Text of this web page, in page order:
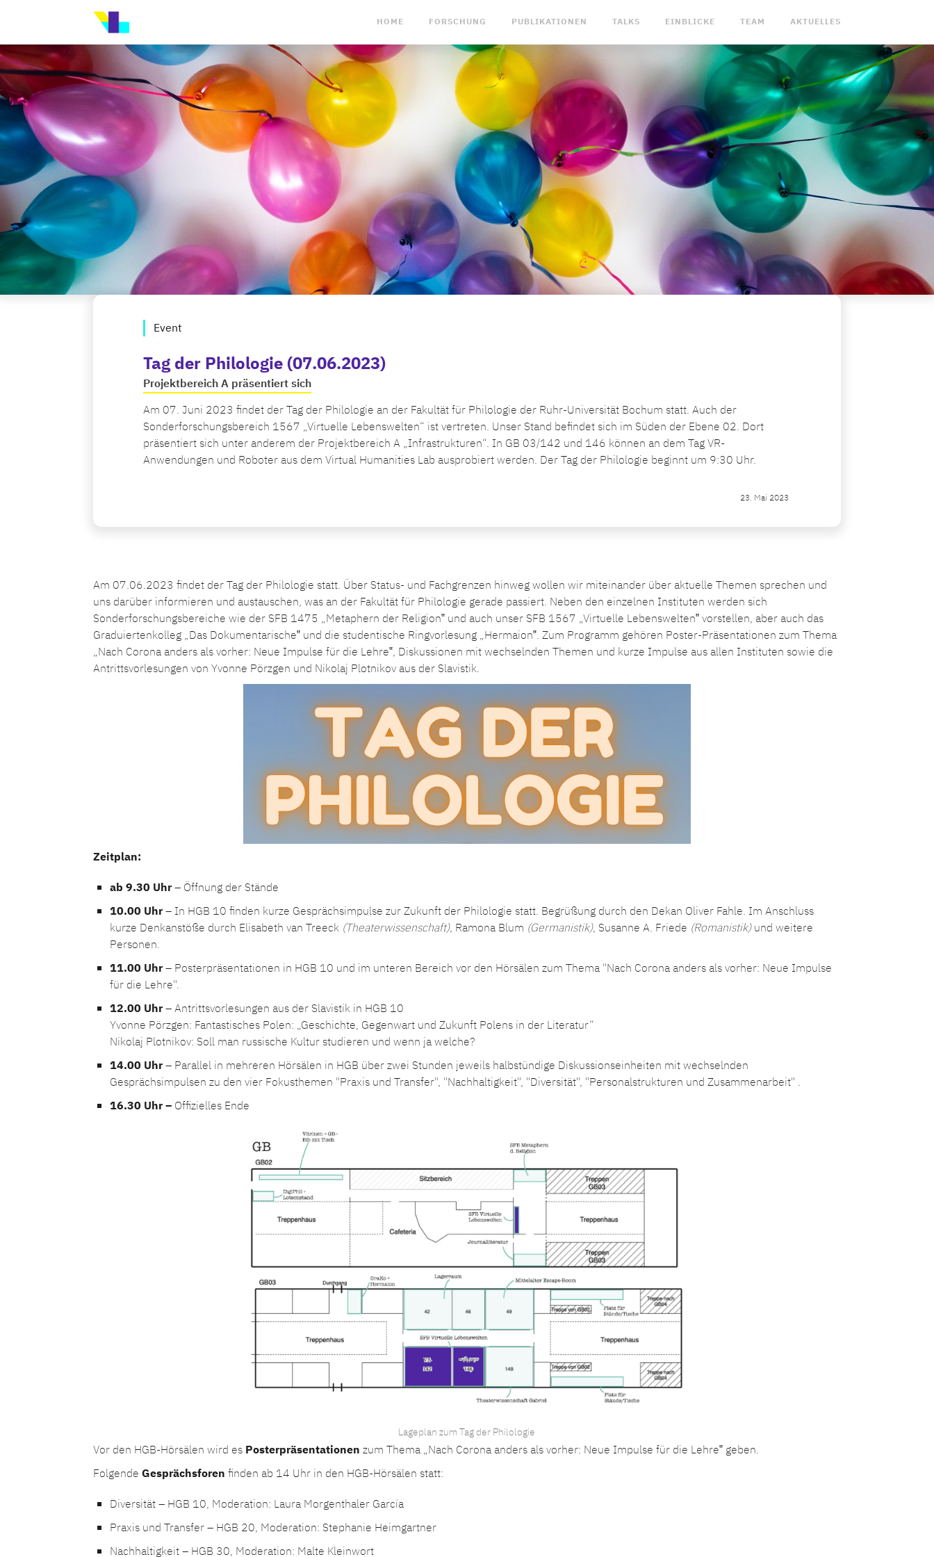
HOME FORSCHUNG PUBLIKATIONEN TALKS EINBLICKE TEAM AKTUELLES
Event
Tag der Philologie (07.06.2023)
Projektbereich A präsentiert sich
Am 07. Juni 2023 findet der Tag der Philologie an der Fakultät für Philologie der Ruhr-Universität Bochum statt. Auch der
Sonderforschungsbereich 1567 „Virtuelle Lebenswelten“ ist vertreten. Unser Stand befindet sich im Süden der Ebene 02. Dort
präsentiert sich unter anderem der Projektbereich A „Infrastrukturen“. In GB 03/142 und 146 können an dem Tag VR-
Anwendungen und Roboter aus dem Virtual Humanities Lab ausprobiert werden. Der Tag der Philologie beginnt um 9:30 Uhr.
23. Mai 2023
Am 07.06.2023 findet der Tag der Philologie statt. Über Status- und Fachgrenzen hinweg wollen wir miteinander über aktuelle Themen sprechen und
uns darüber informieren und austauschen, was an der Fakultät für Philologie gerade passiert. Neben den einzelnen Instituten werden sich
Sonderforschungsbereiche wie der SFB 1475 „Metaphern der Religion‟ und auch unser SFB 1567 „Virtuelle Lebenswelten‟ vorstellen, aber auch das
Graduiertenkolleg „Das Dokumentarische‟ und die studentische Ringvorlesung „Hermaion‟. Zum Programm gehören Poster-Präsentationen zum Thema
„Nach Corona anders als vorher: Neue Impulse für die Lehre‟, Diskussionen mit wechselnden Themen und kurze Impulse aus allen Instituten sowie die
Antrittsvorlesungen von Yvonne Pörzgen und Nikolaj Plotnikov aus der Slavistik.
Zeitplan:
ab 9.30 Uhr– Öffnung der Stände
10.00 Uhr– In HGB 10 finden kurze Gesprächsimpulse zur Zukunft der Philologie statt. Begrüßung durch den Dekan Oliver Fahle. Im Anschluss
kurze Denkanstöße durch Elisabeth van Treeck (Theaterwissenschaft), Ramona Blum (Germanistik), Susanne A. Friede (Romanistik)und weitere
Personen.
11.00 Uhr– Posterpräsentationen in HGB 10 und im unteren Bereich vor den Hörsälen zum Thema "Nach Corona anders als vorher: Neue Impulse
für die Lehre".
12.00 Uhr– Antrittsvorlesungen aus der Slavistik in HGB 10
Yvonne Pörzgen: Fantastisches Polen: „Geschichte, Gegenwart und Zukunft Polens in der Literatur“
Nikolaj Plotnikov: Soll man russische Kultur studieren und wenn ja welche?
14.00 Uhr– Parallel in mehreren Hörsälen in HGB über zwei Stunden jeweils halbstündige Diskussionseinheiten mit wechselnden
Gesprächsimpulsen zu den vier Fokusthemen "Praxis und Transfer", "Nachhaltigkeit", "Diversität", "Personalstrukturen und Zusammenarbeit" .
16.30 Uhr – Offizielles Ende
Lageplan zum Tag der Philologie
Vor den HGB-Hörsälen wird es Posterpräsentationen zum Thema „Nach Corona anders als vorher: Neue Impulse für die Lehre‟ geben.
FolgendeGesprächsforen finden ab 14 Uhr in den HGB-Hörsälen statt:
Diversität – HGB 10, Moderation: Laura Morgenthaler García
Praxis und Transfer – HGB 20, Moderation: Stephanie Heimgartner
Nachhaltigkeit – HGB 30, Moderation: Malte Kleinwort